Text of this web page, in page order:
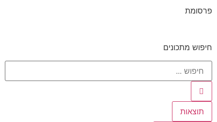
פרסומת
חיפוש מתכונים
תוצאות